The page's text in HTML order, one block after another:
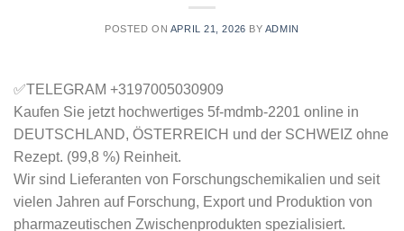
POSTED ON APRIL 21, 2026 BY ADMIN
✅TELEGRAM +3197005030909
Kaufen Sie jetzt hochwertiges 5f-mdmb-2201 online in
DEUTSCHLAND, ÖSTERREICH und der SCHWEIZ ohne
Rezept. (99,8 %) Reinheit.
Wir sind Lieferanten von Forschungschemikalien und seit
vielen Jahren auf Forschung, Export und Produktion von
pharmazeutischen Zwischenprodukten spezialisiert.